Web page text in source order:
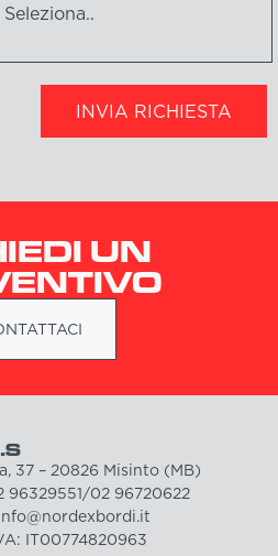
INVIA RICHIESTA
UN
37 – 20826 Misinto (MB)
96329551/02 96720622
IT00774820963